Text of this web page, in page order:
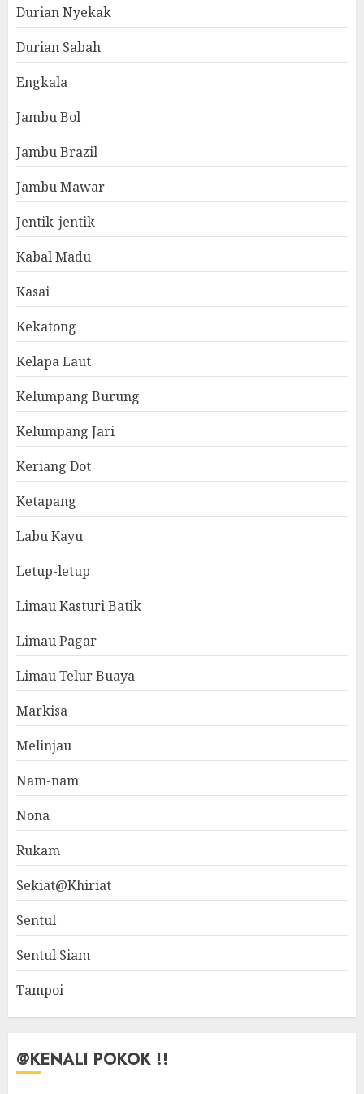
Durian Nyekak
Durian Sabah
Engkala
Jambu Bol
Jambu Brazil
Jambu Mawar
Jentik-jentik
Kabal Madu
Kasai
Kekatong
Kelapa Laut
Kelumpang Burung
Kelumpang Jari
Keriang Dot
Ketapang
Labu Kayu
Letup-letup
Limau Kasturi Batik
Limau Pagar
Limau Telur Buaya
Markisa
Melinjau
Nam-nam
Nona
Rukam
Sekiat@Khiriat
Sentul
Sentul Siam
Tampoi
@KENALI POKOK !!